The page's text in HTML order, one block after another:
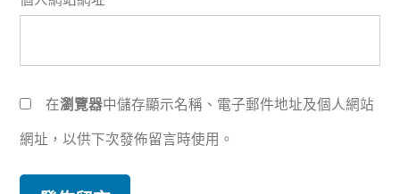
在瀏覽器中儲存顯示名稱、電子郵件地址及個人網站
網址，以供下次發佈留言時使用。